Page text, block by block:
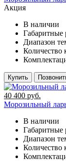
Акция
В наличии
Диапазон
Количество
Купить
40 400 руб.
Морозильный
В наличии
Диапазон
Количество